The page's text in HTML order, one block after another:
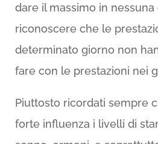
dare il massimo in nessuna
riconoscere che le
determinato giorno non
fare con le prestazioni nei
Piuttosto ricordati sempre
forte influenza i livelli di